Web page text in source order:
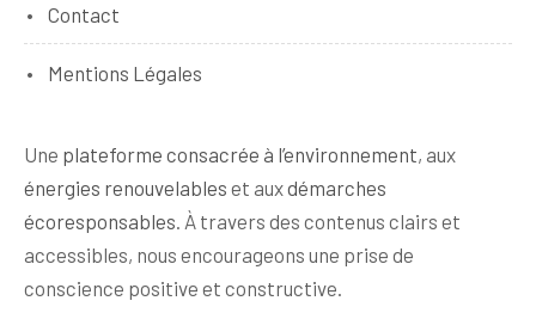
Contact
Mentions Légales
Une plateforme consacrée à l’environnement, aux
énergies renouvelables et auxdémarches
écoresponsables . À travers des contenus clairs et
accessibles, nous encourageons une prise de
conscience positive et constructive.